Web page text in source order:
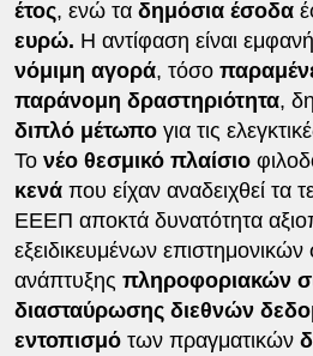
έτος, ενώ τα δημόσια έσοδα
ευρώ. Η αντίφαση είναι
νόμιμη αγορά, τόσο
παράνομη δραστηριότητα,
διπλό μέτωπογια τις
Το νέο θεσμικό πλαίσιο
κενάπου είχαν αναδειχθεί τα
ΕΕΕΠ αποκτά δυνατότητα
εξειδικευμένων
ανάπτυξης πληροφοριακών
διασταύρωσης διεθνών
εντοπισμότων πραγματικών